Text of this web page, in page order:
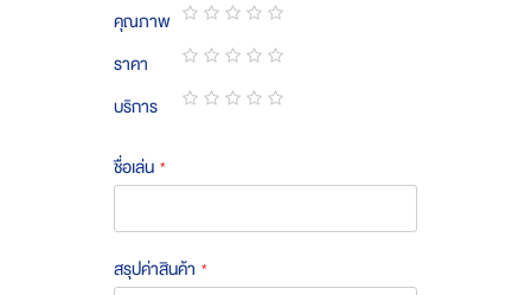
คุณภาพ
1
star
2
stars
3
stars
4
stars
5
stars
ราคา
1
star
2
stars
3
stars
4
stars
5
stars
บริการ
ชื่อเล่น
สรุปค่าสินค้า